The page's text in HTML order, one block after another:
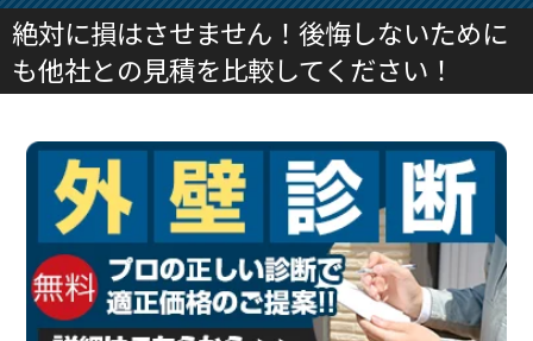
絶対に損はさせません！後悔しないために
も他社との見積を比較してください！